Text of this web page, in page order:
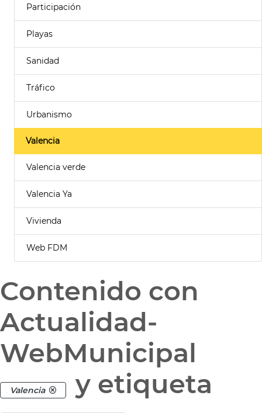
Participación
Playas
Sanidad
Tráfico
Urbanismo
Valencia
Valencia verde
Valencia Ya
Vivienda
Web FDM
Contenido con
Actualidad-
WebMunicipal
Valencia y etiqueta